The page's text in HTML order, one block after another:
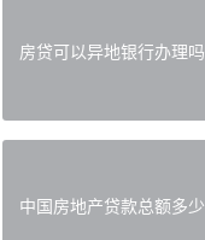
房贷可以异地银行办理吗
中国房地产贷款总额多少